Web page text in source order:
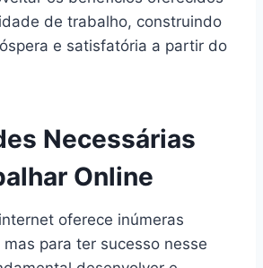
de trabalho, construindo
e satisfatória a partir do
Necessárias
Online
oferece inúmeras
para ter sucesso nesse